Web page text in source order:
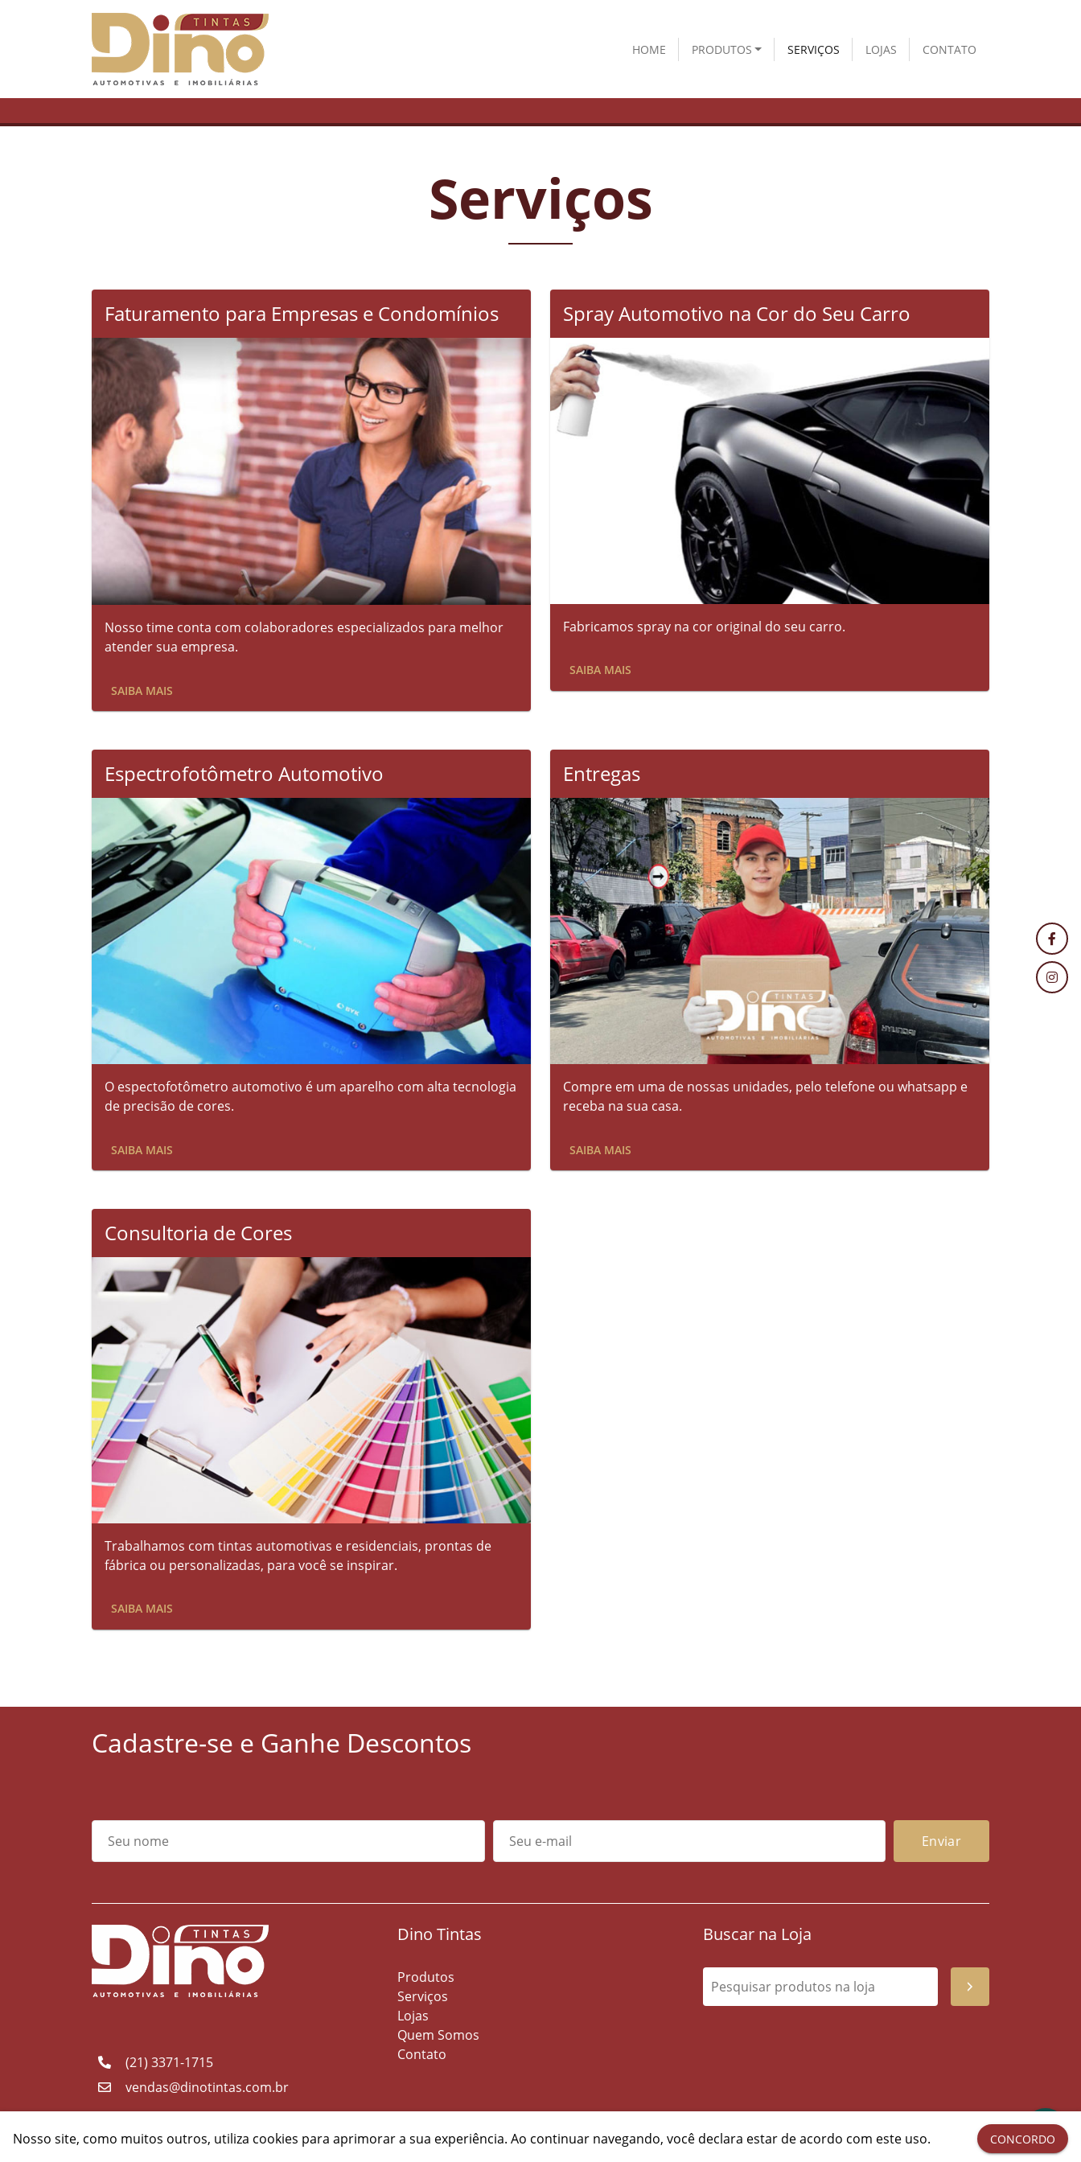
Nosso site, como muitos outros, utiliza cookies para aprimorar a sua experiência. Ao continuar navegando, você declara estar de acordo com este uso. CONCORDO
HOME PRODUTOS SERVIÇOS LOJAS CONTATO
Serviços
Faturamento para Empresas e Condomínios
Nosso time conta com colaboradores especializados para melhor
atender sua empresa.
SAIBA MAIS
Spray Automotivo na Cor do Seu Carro
Fabricamos spray na cor original do seu carro.
SAIBA MAIS
Espectrofotômetro Automotivo
O espectofotômetro automotivo é um aparelho com alta tecnologia
de precisão de cores.
SAIBA MAIS
Entregas
Compre em uma de nossas unidades, pelo telefone ou whatsapp e
receba na sua casa.
SAIBA MAIS
Consultoria de Cores
Trabalhamos com tintas automotivas e residenciais, prontas de
fábrica ou personalizadas, para você se inspirar.
SAIBA MAIS
Cadastre-se e Ganhe Descontos
(21) 3371-1715
vendas@dinotintas.com.br
Dino Tintas
Produtos
Serviços
Lojas
Quem Somos
Contato
Buscar na Loja
© Dino Tintas, 2026 - Todos os direitos reservados. Site desenvolvido pelaVertical Web.